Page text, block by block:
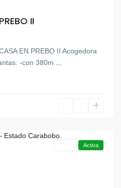
II
EN PREBO II Acogedora
-con 380m
Activa